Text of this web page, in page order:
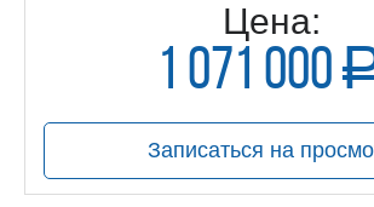
Цена:
1 071 000
руб.
Записаться на